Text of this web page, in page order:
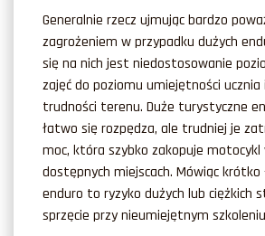
Generalnie rzecz ujmując bardzo
zagrożeniem w przypadku dużych
się na nich jest niedostosowanie
zajęć do poziomu umiejętności ucznia
trudności terenu. Duże turystyczne
łatwo się rozpędza, ale trudniej je
moc, która szybko zakopuje motocykl
dostępnych miejscach. Mówiąc krótko
enduro to ryzyko dużych lub ciężkich
sprzęcie przy nieumiejętnym